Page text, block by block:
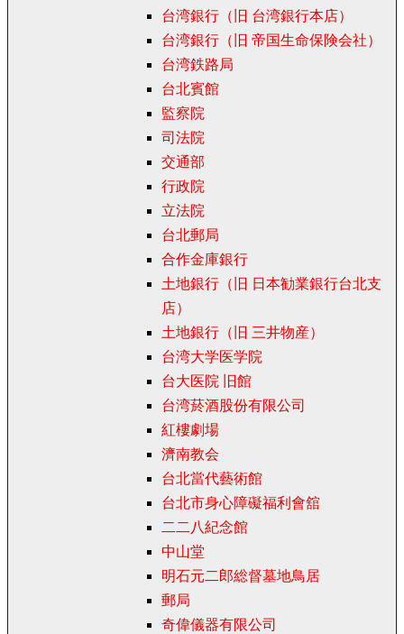
台湾銀行（旧 台湾銀行本店）
台湾銀行（旧 帝国生命保険会社）
台湾鉄路局
台北賓館
監察院
司法院
交通部
行政院
立法院
台北郵局
合作金庫銀行
土地銀行（旧 日本勧業銀行台北支
店）
土地銀行（旧 三井物産）
台湾大学医学院
台大医院 旧館
台湾菸酒股份有限公司
紅樓劇場
濟南教会
台北當代藝術館
台北市身心障礙福利會舘
二二八紀念館
中山堂
明石元二郎総督墓地鳥居
郵局
奇偉儀器有限公司